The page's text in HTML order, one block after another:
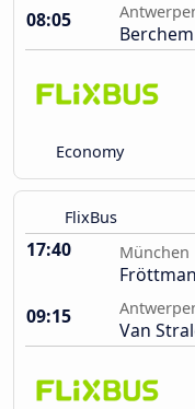
08:05
Economy
FlixBus
17:40 München
09:15
Van